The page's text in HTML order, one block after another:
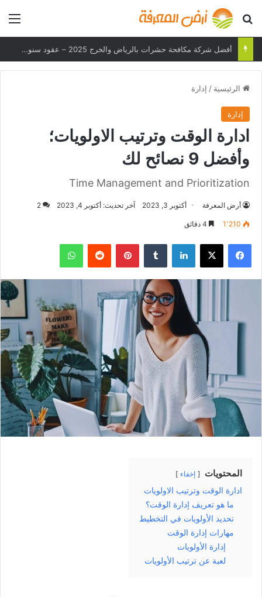
بحث عن
هل يمكن لهاتفك تحمل درجات الحرارة القصوى؟
الرئيسية / إدارة
إدارة
ادارة الوقت وترتيب الاولويات؛
وأفضل 9 نصائح لك
Time Management and Prioritization
أرض المعرفة أكتوبر 3, 2023 آخر تحديث: أكتوبر 4, 2023 2
1٬210
فيسبوك ‫X لينكدإن بينتيريست واتساب
المحتويات إخفاء
ادارة الوقت وترتيب الاولويات
ما هو تعريف إدارة الوقت؟
تحديد الأولويات في التخطيط
مهارات إدارة الوقت
إدارة الأولويات
لعبة عن ترتيب الأولويات